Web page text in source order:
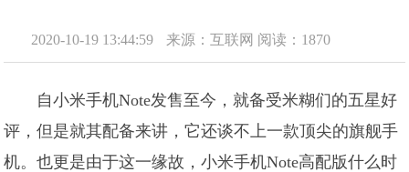
2020-10-19 13:44:59 来源：互联网 阅读：1870
自小米手机Note发售至今，就备受米糊们的五星好
评，但是就其配备来讲，它还谈不上一款顶尖的旗舰手
机。也更是由于这一缘故，小米手机Note高配版什么时